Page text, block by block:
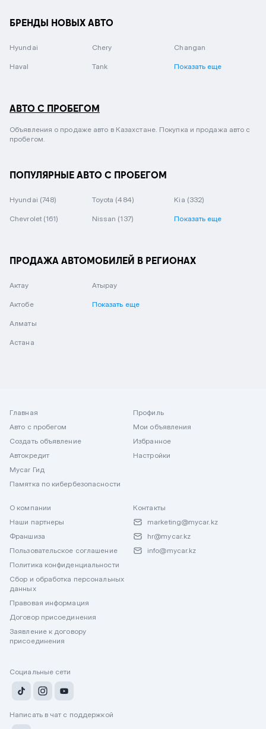
БРЕНДЫ НОВЫХ АВТО
Hyundai Chery Changan
Haval Tank Показать еще
АВТО С ПРОБЕГОМ
Объявления о продаже авто в Казахстане. Покупка и продажа авто с
пробегом.
ПОПУЛЯРНЫЕ АВТО С ПРОБЕГОМ
Hyundai (748) Toyota (484) Kia (332)
Chevrolet (161) Nissan (137) Показать еще
ПРОДАЖА АВТОМОБИЛЕЙ В РЕГИОНАХ
Актау
Актобе
Алматы
Астана
Атырау
Показать еще
Главная
Авто с пробегом
Создать объявление
Автокредит
Mycar Гид
Памятка по кибербезопасности
Профиль
Мои объявления
Избранное
Настройки
О компании
Наши партнеры
Франшиза
Пользовательское соглашение
Политика конфиденциальности
Сбор и обработка персональных
данных
Правовая информация
Договор присоединения
Заявление к договору
присоединения
Контакты
marketing@mycar.kz
hr@mycar.kz
info@mycar.kz
Социальные сети
Написать в чат с поддержкой